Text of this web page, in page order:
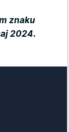
znaku
2024.